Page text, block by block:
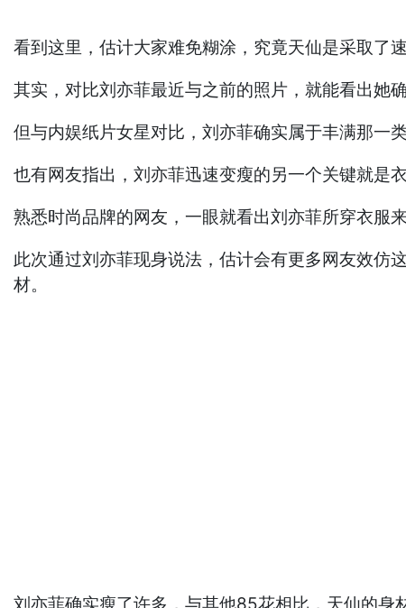
看到这里，估计大家难免糊涂，究竟天仙是采取了
其实，对比刘亦菲最近与之前的照片，就能看出她
但与内娱纸片女星对比，刘亦菲确实属于丰满那一
也有网友指出，刘亦菲迅速变瘦的另一个关键就是衣
熟悉时尚品牌的网友，一眼就看出刘亦菲所穿衣服
此次通过刘亦菲现身说法，估计会有更多网友效仿
材。